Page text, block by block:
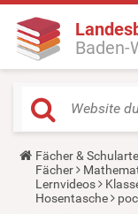
Baden-
Y
o
u
a
Fächer &
Fächer
Lernvideos
Hosentasche